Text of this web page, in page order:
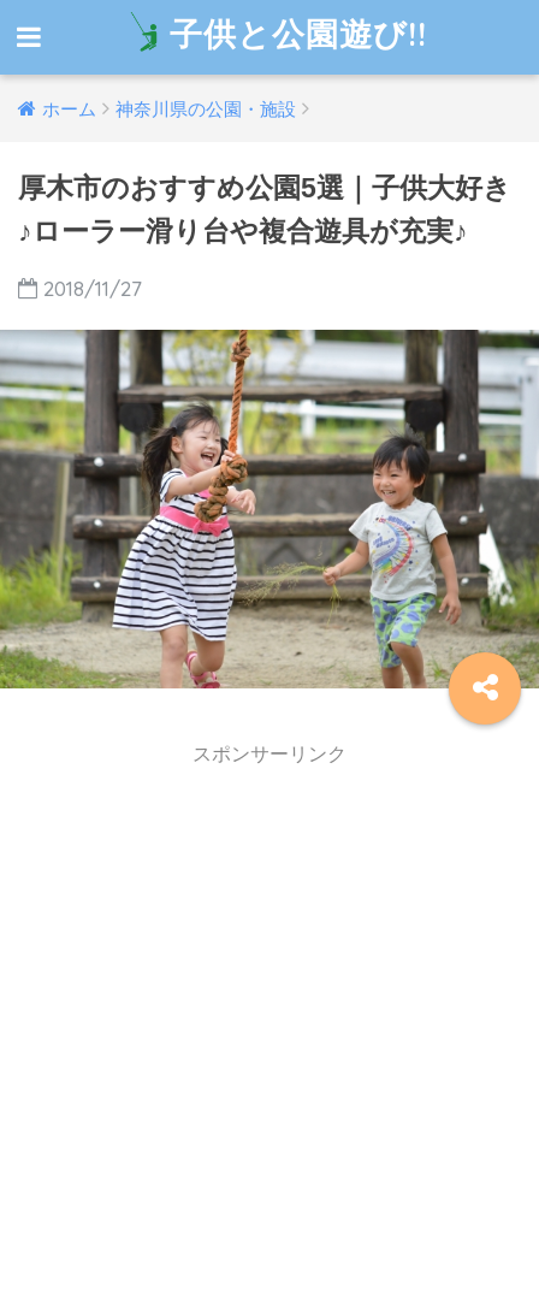
子供と公園遊び!!
ホーム 神奈川県の公園・施設
厚木市のおすすめ公園5選｜子供大好き
♪ローラー滑り台や複合遊具が充実♪
2018/11/27
スポンサーリンク